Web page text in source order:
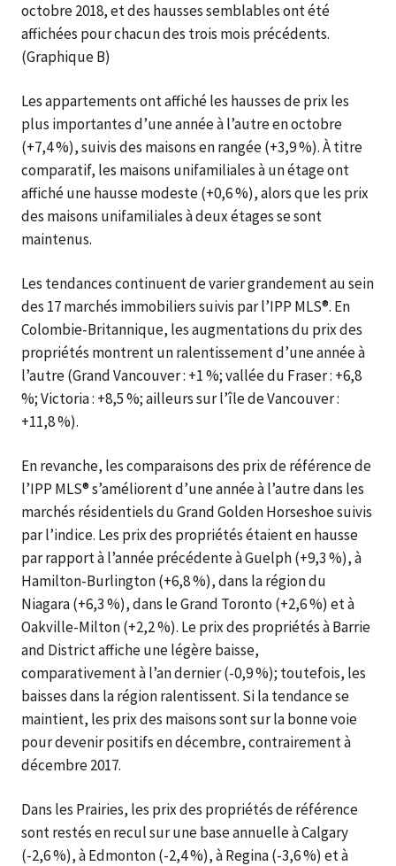
octobre 2018, et des hausses semblables ont été
affichées pour chacun des trois mois précédents.
(Graphique B)
Les appartements ont affiché les hausses de prix les
plus importantes d’une année à l’autre en octobre
(+7,4 %), suivis des maisons en rangée (+3,9 %). À titre
comparatif, les maisons unifamiliales à un étage ont
affiché une hausse modeste (+0,6 %), alors que les prix
des maisons unifamiliales à deux étages se sont
maintenus.
Les tendances continuent de varier grandement au sein
des 17 marchés immobiliers suivis par l’IPP MLS®. En
Colombie-Britannique, les augmentations du prix des
propriétés montrent un ralentissement d’une année à
l’autre (Grand Vancouver : +1 %; vallée du Fraser : +6,8
%; Victoria : +8,5 %; ailleurs sur l’île de Vancouver :
+11,8 %).
En revanche, les comparaisons des prix de référence de
l’IPP MLS® s’améliorent d’une année à l’autre dans les
marchés résidentiels du Grand Golden Horseshoe suivis
par l’indice. Les prix des propriétés étaient en hausse
par rapport à l’année précédente à Guelph (+9,3 %), à
Hamilton-Burlington (+6,8 %), dans la région du
Niagara (+6,3 %), dans le Grand Toronto (+2,6 %) et à
Oakville-Milton (+2,2 %). Le prix des propriétés à Barrie
and District affiche une légère baisse,
comparativement à l’an dernier (-0,9 %); toutefois, les
baisses dans la région ralentissent. Si la tendance se
maintient, les prix des maisons sont sur la bonne voie
pour devenir positifs en décembre, contrairement à
décembre 2017.
Dans les Prairies, les prix des propriétés de référence
sont restés en recul sur une base annuelle à Calgary
(-2,6 %), à Edmonton (-2,4 %), à Regina (-3,6 %) et à